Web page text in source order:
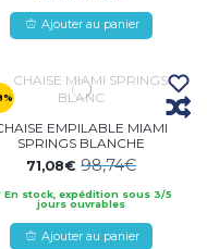
Ajouter au panier
EMPILABLE MIAMI
SPRINGS BLANCHE
71,08€98,74€
En stock, expédition sous 3/5
jours ouvrables
Ajouter au panier